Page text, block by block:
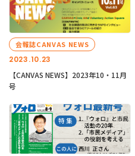
2023.10.23
会報誌CANVAS NEWS
【CANVAS NEWS】2023年10・11月
号